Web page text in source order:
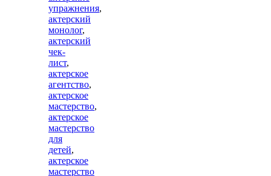
упражнения,
актерский
монолог,
актерский
чек-
лист,
актерское
агентство,
актерское
мастерство,
актерское
мастерство
для
детей,
актерское
мастерство